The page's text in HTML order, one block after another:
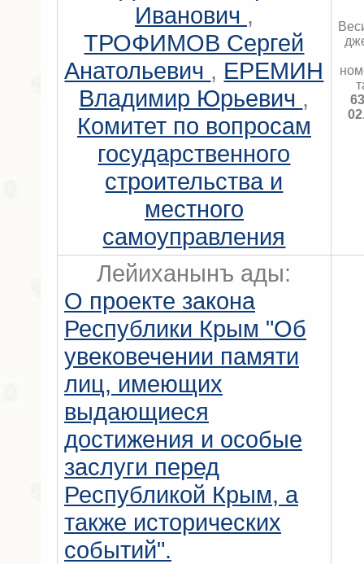
Иванович ,
ТРОФИМОВ Сергей
Анатольевич , ЕРЕМИН
Владимир Юрьевич ,
Комитет по вопросам
государственного
строительства и
местного
самоуправления
Лейиханынъ ады:
О проекте закона
Республики Крым "Об
увековечении памяти
лиц, имеющих
выдающиеся
достижения и особые
заслуги перед
Республикой Крым, а
также исторических
событий".